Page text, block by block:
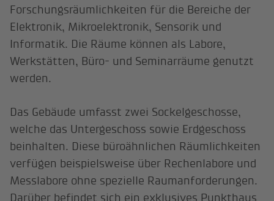
Forschungsräumlichkeiten für die Bereiche der
Elektronik, Mikroelektronik, Sensorik und
Informatik. Die Räume können als Labore,
Werkstätten, Büro- und Seminarräume genutzt
werden.
Das Gebäude umfasst zwei Sockelgeschosse,
welche das Untergeschoss sowie Erdgeschoss
beinhalten. Diese büroähnlichen Räumlichkeiten
verfügen beispielsweise über Rechenlabore und
Messlabore ohne spezielle Raumanforderungen.
Darüber befindet sich ein exklusives Punkthaus